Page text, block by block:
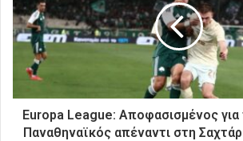
ν
η
λ
Europa League: Αποφασισμένος για
Παναθηναϊκός απέναντι στη